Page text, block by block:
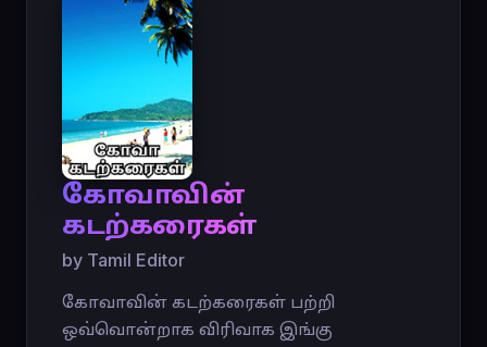
கோவாவின்
கடற்கரைகள்
by Tamil Editor
கோவாவின் கடற்கரைகள் பற்றி
ஒவ்வொன்றாக விரிவாக இங்கு